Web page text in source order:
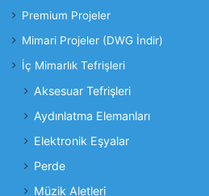
Premium Projeler
Mimari Projeler (DWG İndir)
İç Mimarlık Tefrişleri
Aksesuar Tefrişleri
Aydınlatma Elemanları
Elektronik Eşyalar
Perde
Müzik Aletleri